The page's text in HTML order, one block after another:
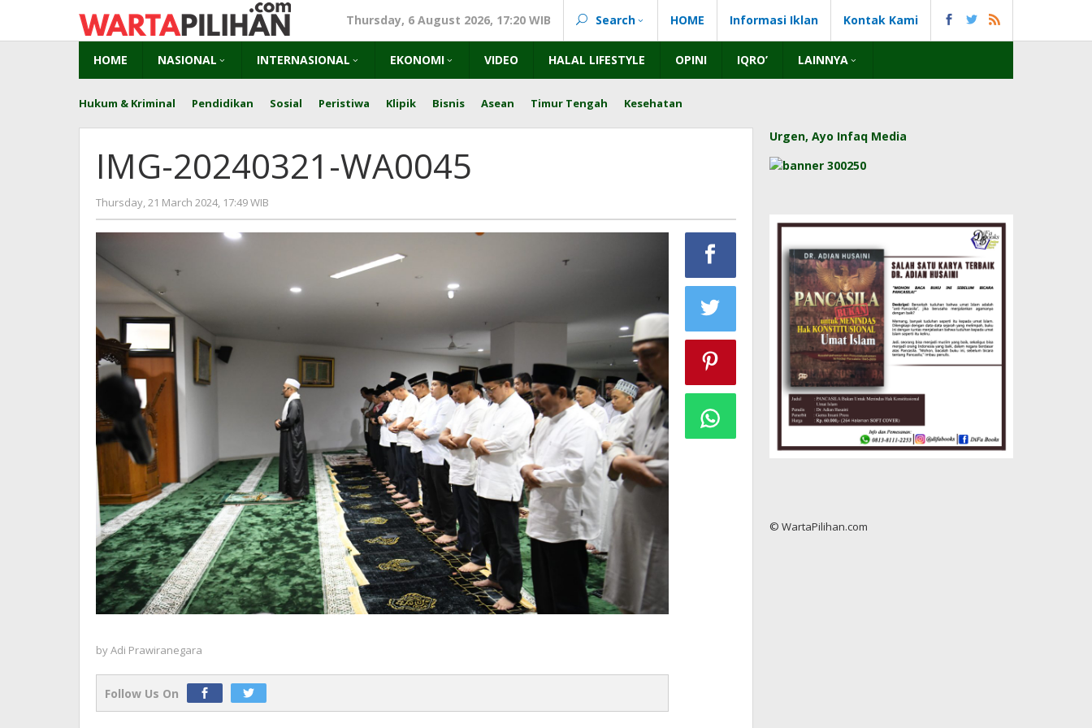
content
Thursday, 6 August 2026, 17:20 WIB Search HOME Informasi Iklan Kontak Kami
HOME NASIONAL INTERNASIONAL EKONOMI VIDEO HALAL LIFESTYLE OPINI IQRO’ LAINNYA
Hukum & Kriminal Pendidikan Sosial Peristiwa Klipik Bisnis Asean Timur Tengah Kesehatan
IMG-20240321-WA0045
Thursday, 21 March 2024, 17:49 WIB
Adi
Prawiranegara
byAdi Prawiranegara
Follow Us On
Urgen, Ayo Infaq Media
© WartaPilihan.com